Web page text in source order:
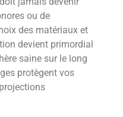
ou de
des matériaux et
devient primordial
saine sur le long
protègent vos